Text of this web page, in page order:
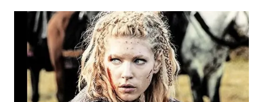
Como o wu wei ajuda a vencer a
procrastinação?